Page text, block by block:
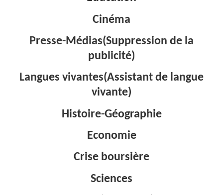
Cinéma
Presse-Médias(Suppression de la
publicité)
Langues vivantes(Assistant de langue
vivante)
Histoire-Géographie
Economie
Crise boursière
Sciences